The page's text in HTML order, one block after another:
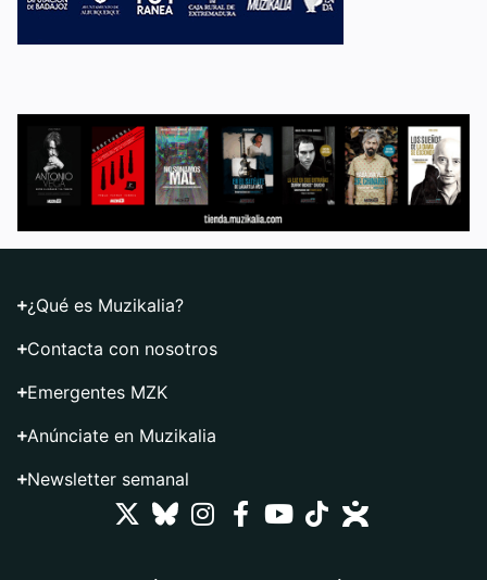
¿Qué es Muzikalia?
Contacta con nosotros
Emergentes MZK
Anúnciate en Muzikalia
Newsletter semanal